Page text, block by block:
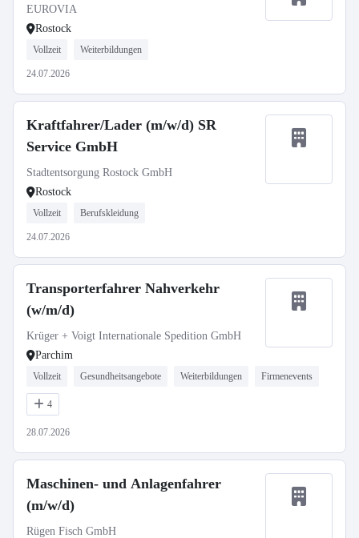
EUROVIA
Rostock
Vollzeit Weiterbildungen
24.07.2026
Kraftfahrer/Lader (m/w/d) SR
Service GmbH
Stadtentsorgung Rostock GmbH
Rostock
Vollzeit Berufskleidung
24.07.2026
Transporterfahrer Nahverkehr
(w/m/d)
Krüger + Voigt Internationale Spedition GmbH
Parchim
Vollzeit Gesundheitsangebote Weiterbildungen Firmenevents
4
28.07.2026
Maschinen- und Anlagenfahrer
(m/w/d)
Rügen Fisch GmbH